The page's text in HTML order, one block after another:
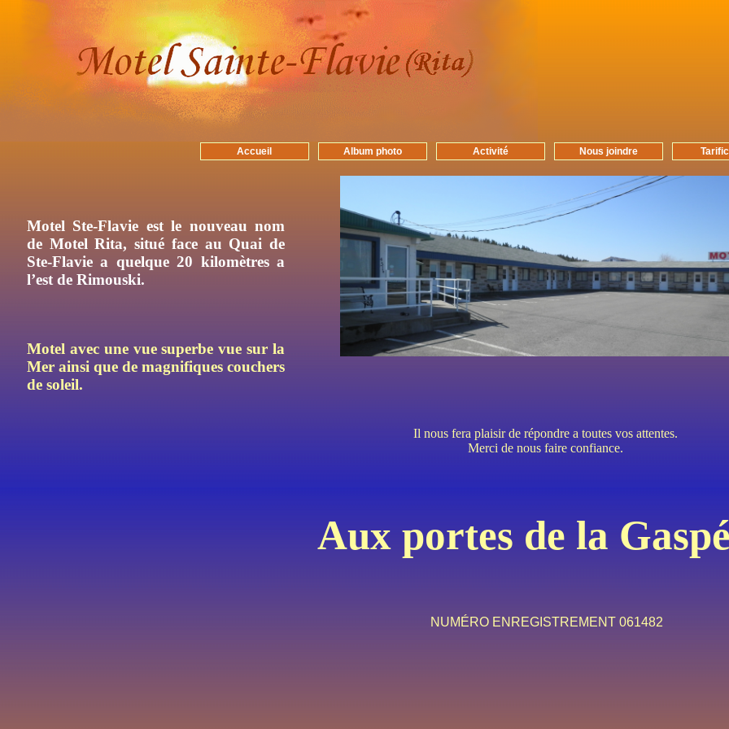
Accueil Album photo Activité Nous joindre
Motel Ste-Flavie est le nouveau nom
de Motel Rita, situé face au Quai de
Ste-Flavie a quelque 20 kilomètres a
l’est de Rimouski.
Motel avec une vue superbe vue sur la
Mer ainsi que de magnifiques couchers
de soleil.
Il nous fera plaisir de répondre a toutes vos attentes.
Merci de nous faire confiance.
Aux portes de la
NUMÉRO ENREGISTREMENT 061482